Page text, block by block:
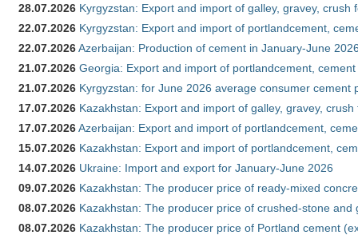
28.07.2026 Kyrgyzstan: Export and import of galley, gravey,
22.07.2026 Kyrgyzstan: Export and import of portlandcement,
22.07.2026Azerbaijan: Production of cement in January-June
21.07.2026 Georgia: Export and import of portlandcement,
21.07.2026 Kyrgyzstan: for June 2026 average consumer cement
17.07.2026 Kazakhstan: Export and import of galley, gravey,
17.07.2026Azerbaijan: Export and import of portlandcement,
15.07.2026 Kazakhstan: Export and import of portlandcement,
14.07.2026 Ukraine: Import and export for January-June 2026
09.07.2026 Kazakhstan: The producer price of ready-mixed
08.07.2026 Kazakhstan: The producer price of crushed-stone and
08.07.2026 Kazakhstan: The producer price of Portland cement